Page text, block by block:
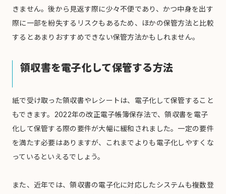
きません。後から見返す際に少々不便であり、かつ中身を出す
際に一部を紛失するリスクもあるため、ほかの保管方法と比較
するとあまりおすすめできない保管方法かもしれません。
領収書を電子化して保管する方法
紙で受け取った領収書やレシートは、電子化して保管すること
もできます。2022年の改正電子帳簿保存法で、領収書を電子
化して保管する際の要件が大幅に緩和されました。一定の要件
を満たす必要はありますが、これまでよりも電子化しやすくな
っているといえるでしょう。
また、近年では、領収書の電子化に対応したシステムも複数登